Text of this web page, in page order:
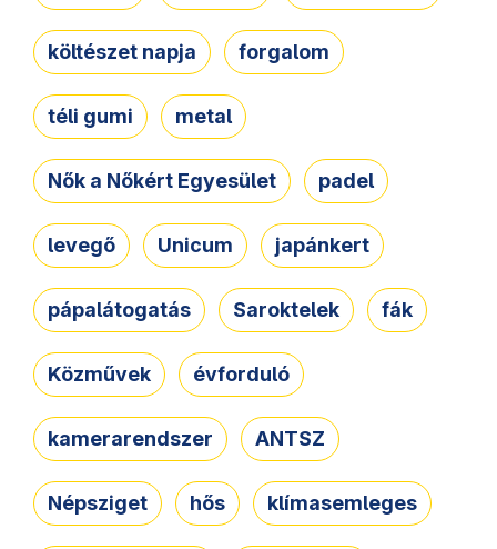
költészet napja forgalom
téli gumi metal
Nők a Nőkért Egyesület padel
levegő Unicum japánkert
pápalátogatás Saroktelek fák
Közművek évforduló
kamerarendszer ANTSZ
Népsziget hős klímasemleges